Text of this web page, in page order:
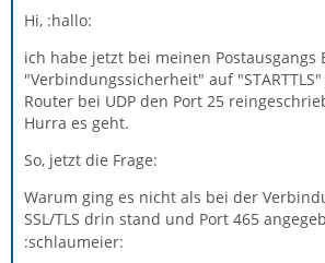
Hi, :hallo:
ich habe jetzt bei meinen Postausgangs
"Verbindungssicherheit" auf
Router bei UDP den Port 25
Hurra es geht.
So, jetzt die Frage:
Warum ging es nicht als bei der
SSL/TLS drin stand und Port 465
:schlaumeier: